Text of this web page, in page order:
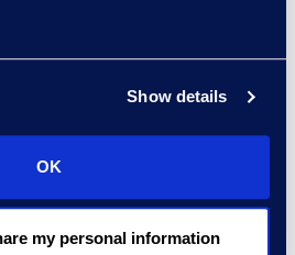
Show details
OK
my personal information
经验最
、效率最
律服务
伙伴合